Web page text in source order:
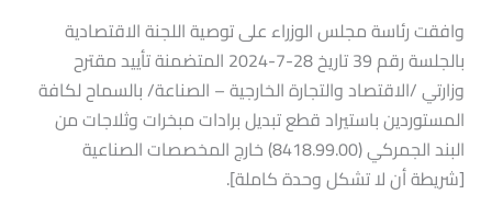
وافقت رئاسة مجلس الوزراء على توصية اللجنة الاقتصادية
بالجلسة رقم 39 تاريخ 28-7-2024 المتضمنة تأييد مقترح
وزارتي /الاقتصاد والتجارة الخارجية – الصناعة/ بالسماح لكافة
المستوردين باستيراد قطع تبديل برادات مبخرات وثلاجات من
البند الجمركي (8418.99.00) خارج المخصصات الصناعية
[شريطة أن لا تشكل وحدة كاملة].
باستيراد
قطع
تبديل
برادات
مبخرات
وثلاجات